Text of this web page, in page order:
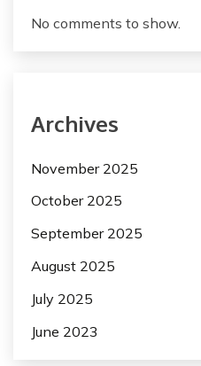
No comments to show.
Archives
November 2025
October 2025
September 2025
August 2025
July 2025
June 2023